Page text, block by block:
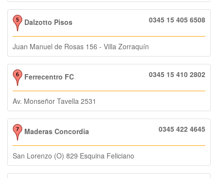
Dalzotto Pisos 0345 15 405 6508
Juan Manuel de Rosas 156 - Villa Zorraquín
Ferrecentro FC 0345 15 410 2802
Av. Monseñor Tavella 2531
Maderas Concordia 0345 422 4645
San Lorenzo (O) 829 Esquina Feliciano